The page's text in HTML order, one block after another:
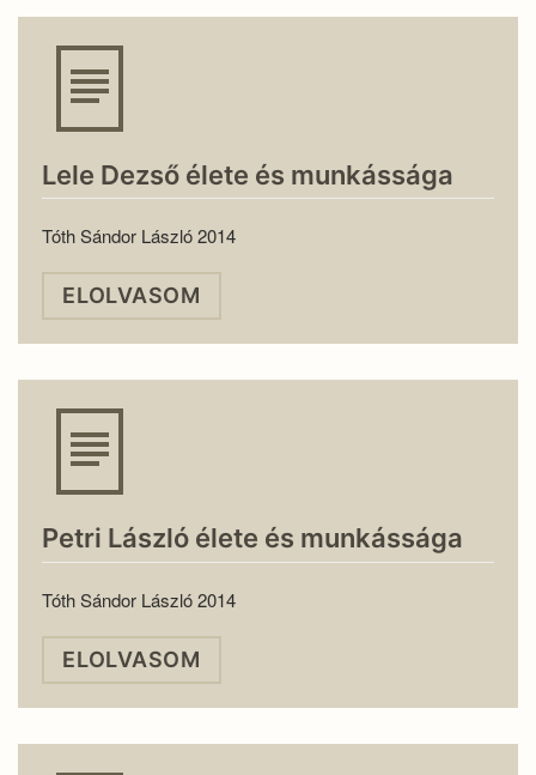
Lele Dezső élete és munkássága
Tóth Sándor László 2014
ELOLVASOM
Petri László élete és munkássága
Tóth Sándor László 2014
ELOLVASOM